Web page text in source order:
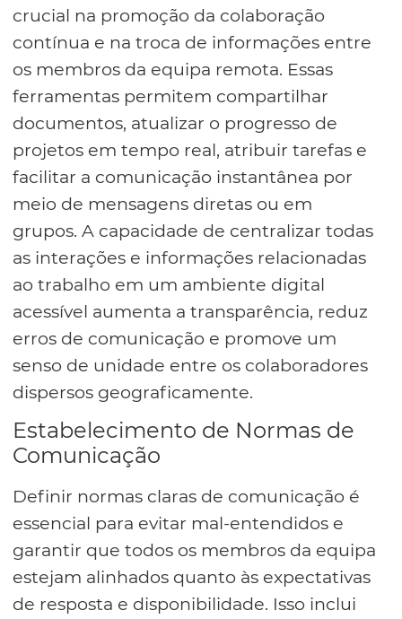
crucial na promoção da colaboração
contínua e na troca de informações entre
os membros da equipa remota. Essas
ferramentas permitem compartilhar
documentos, atualizar o progresso de
projetos em tempo real, atribuir tarefas e
facilitar a comunicação instantânea por
meio de mensagens diretas ou em
grupos. A capacidade de centralizar todas
as interações e informações relacionadas
ao trabalho em um ambiente digital
acessível aumenta a transparência, reduz
erros de comunicação e promove um
senso de unidade entre os colaboradores
dispersos geograficamente.
Estabelecimento de Normas de
Comunicação
Definir normas claras de comunicação é
essencial para evitar mal-entendidos e
garantir que todos os membros da equipa
estejam alinhados quanto às expectativas
de resposta e disponibilidade. Isso inclui